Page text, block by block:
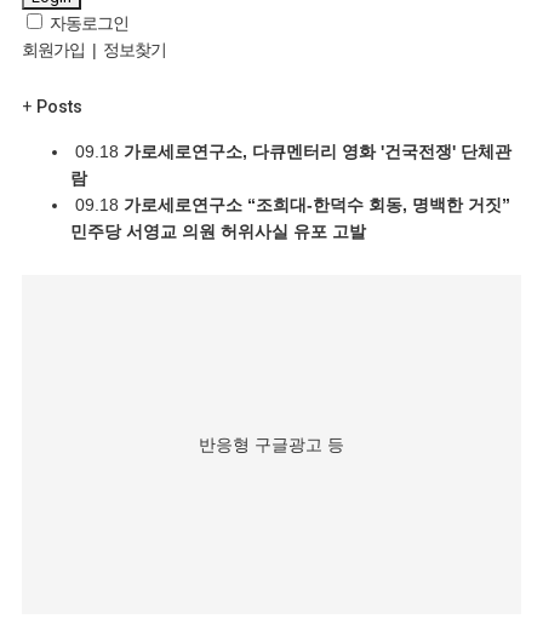
자동로그인
회원가입 | 정보찾기
+ Posts
09.18 가로세로연구소, 다큐멘터리 영화 '건국전쟁' 단체관
람
09.18 가로세로연구소 “조희대-한덕수 회동, 명백한 거짓”
민주당 서영교 의원 허위사실 유포 고발
반응형 구글광고 등